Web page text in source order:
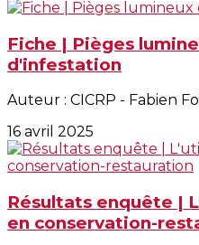
Fiche | Pièges
d'infestation
Auteur : CICRP - Fabien
16 avril 2025
Résultats enquête |
en conservation-